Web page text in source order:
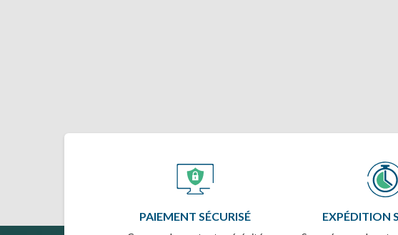
PAIEMENT SÉCURISÉ EXPÉDITION